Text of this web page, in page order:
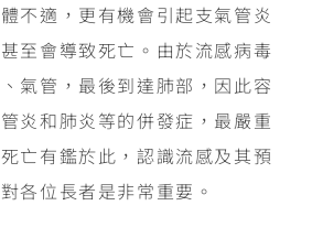
不適，更有機會引起支氣管炎
至會導致死亡。由於流感病毒
氣管，最後到達肺部，因此容
炎和肺炎等的併發症，最嚴重
亡有鑑於此，認識流感及其預
各位長者是非常重要。